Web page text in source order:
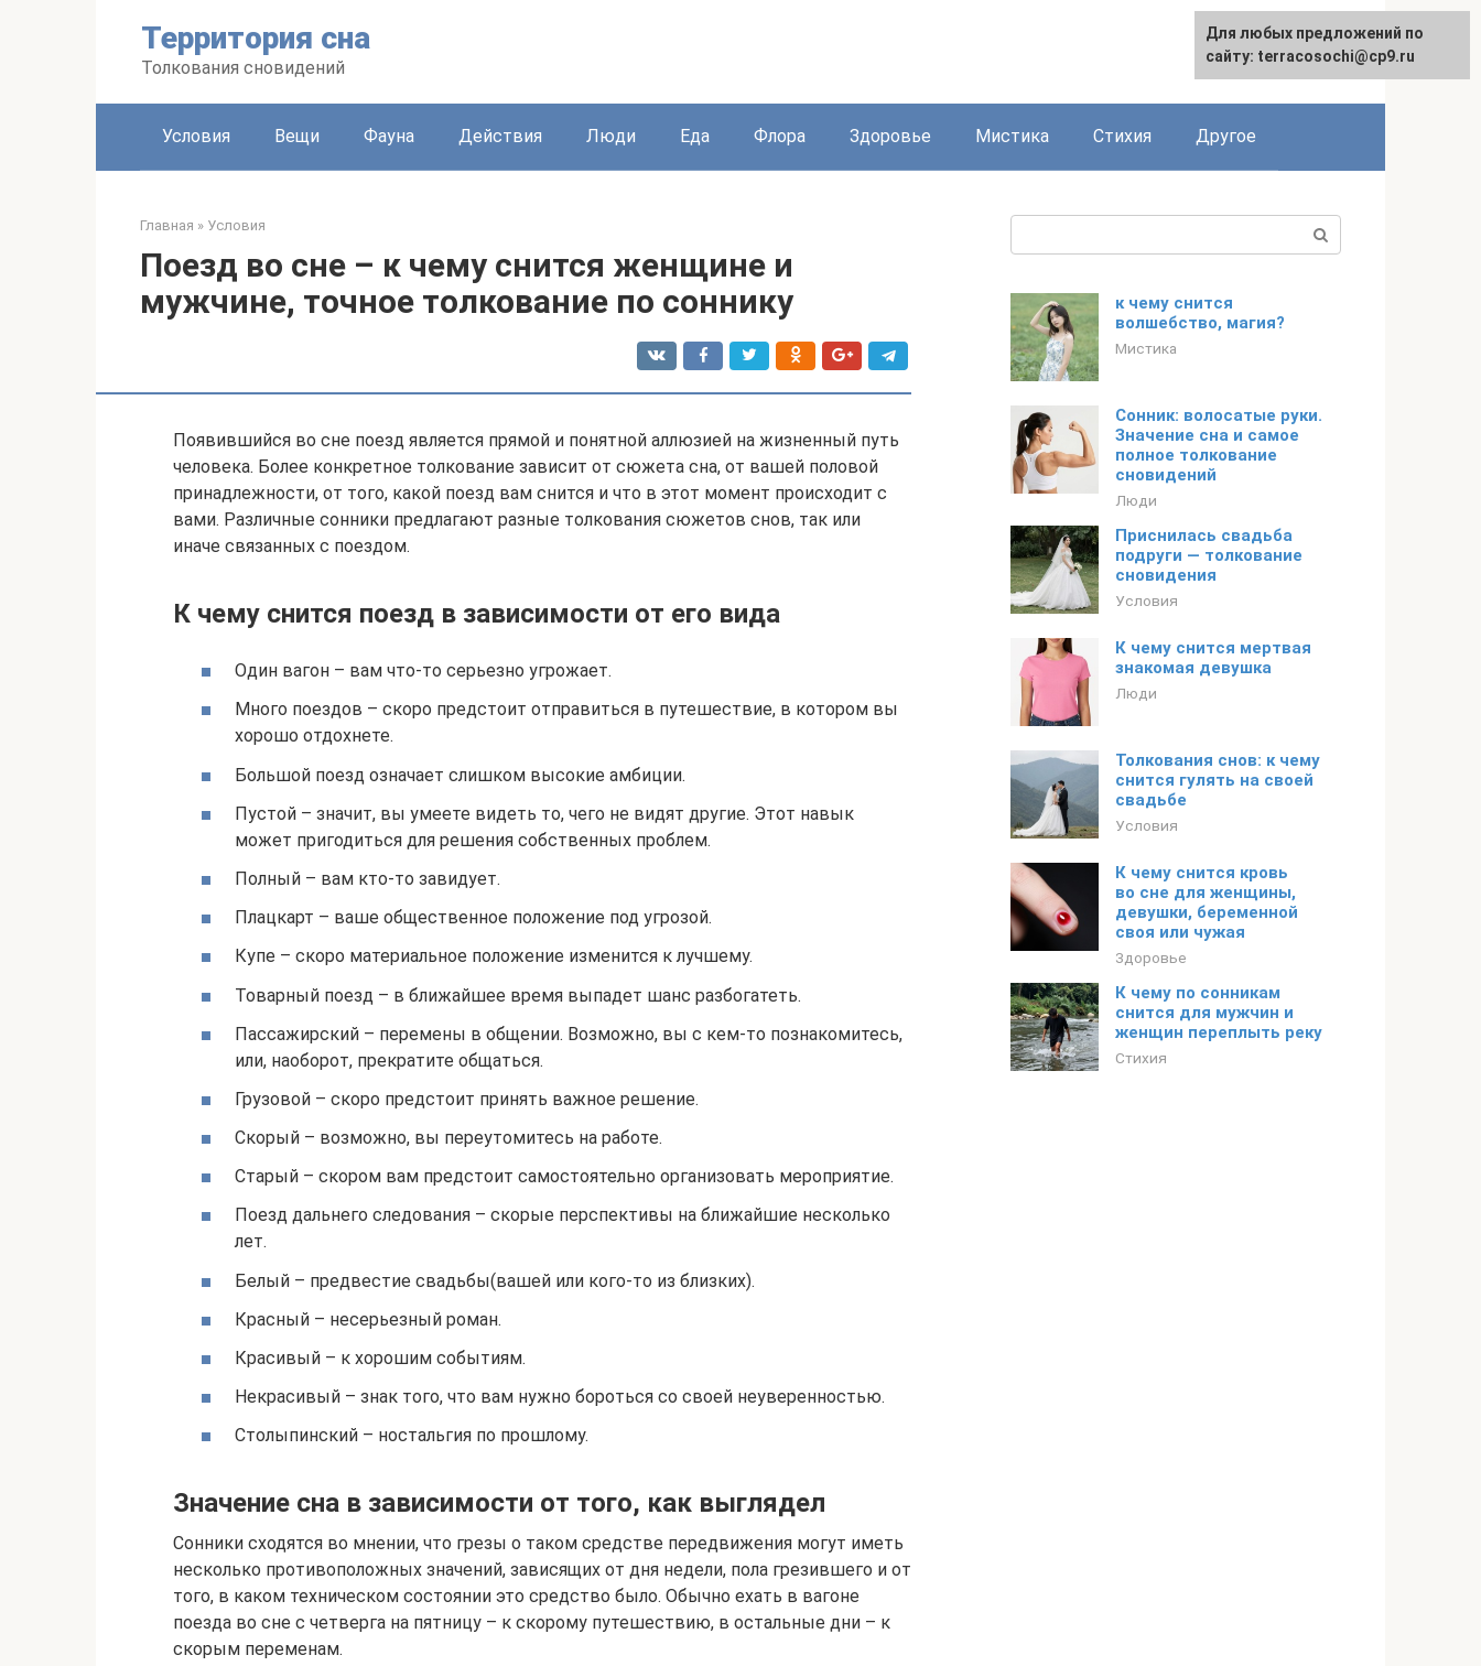
Территория сна
Толкования сновидений
Условия Вещи Фауна Действия Люди Еда Флора Здоровье Мистика Стихия Другое
Главная » Условия
Поезд во сне – к чему снится женщине и
мужчине, точное толкование по соннику
Появившийся во сне поезд является прямой и понятной аллюзией на жизненный путь
человека. Более конкретное толкование зависит от сюжета сна, от вашей половой
принадлежности, от того, какой поезд вам снится и что в этот момент происходит с
вами. Различные сонники предлагают разные толкования сюжетов снов, так или
иначе связанных с поездом.
К чему снится поезд в зависимости от его вида
Один вагон – вам что-то серьезно угрожает.
Много поездов – скоро предстоит отправиться в путешествие, в котором вы
хорошо отдохнете.
Большой поезд означает слишком высокие амбиции.
Пустой – значит, вы умеете видеть то, чего не видят другие. Этот навык
может пригодиться для решения собственных проблем.
Полный – вам кто-то завидует.
Плацкарт – ваше общественное положение под угрозой.
Купе – скоро материальное положение изменится к лучшему.
Товарный поезд – в ближайшее время выпадет шанс разбогатеть.
Пассажирский – перемены в общении. Возможно, вы с кем-то познакомитесь,
или, наоборот, прекратите общаться.
Грузовой – скоро предстоит принять важное решение.
Скорый – возможно, вы переутомитесь на работе.
Старый – скором вам предстоит самостоятельно организовать мероприятие.
Поезд дальнего следования – скорые перспективы на ближайшие несколько
лет.
Белый – предвестие свадьбы(вашей или кого-то из близких).
Красный – несерьезный роман.
Красивый – к хорошим событиям.
Некрасивый – знак того, что вам нужно бороться со своей неуверенностью.
Столыпинский – ностальгия по прошлому.
Значение сна в зависимости от того, как выглядел
Сонники сходятся во мнении, что грезы о таком средстве передвижения могут иметь
несколько противоположных значений, зависящих от дня недели, пола грезившего и от
того, в каком техническом состоянии это средство было. Обычно ехать в вагоне
поезда во сне с четверга на пятницу – к скорому путешествию, в остальные дни – к
скорым переменам.
к чему снится
волшебство, магия?
Мистика
Сонник: волосатые руки.
Значение сна и самое
полное толкование
сновидений
Люди
Приснилась свадьба
подруги — толкование
сновидения
Условия
К чему снится мертвая
знакомая девушка
Люди
Толкования снов: к чему
снится гулять на своей
свадьбе
Условия
К чему снится кровь
во сне для женщины,
девушки, беременной
своя или чужая
Здоровье
К чему по сонникам
снится для мужчин и
женщин переплыть реку
Стихия
Для любых предложений по
сайту: terracosochi@cp9.ru